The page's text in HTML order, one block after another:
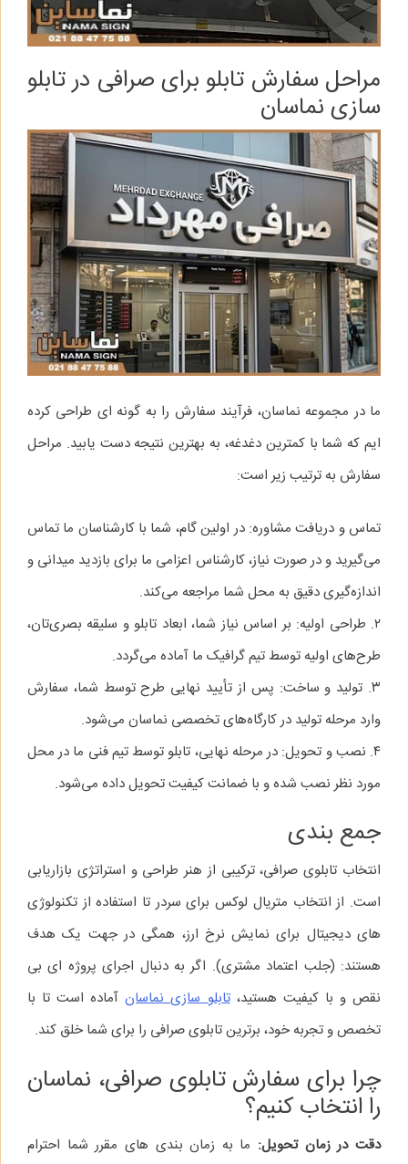
مراحل سفارش تابلو برای صرافی در تابلو
سازی نماسان
ما در مجموعه نماسان، فرآیند سفارش را به گونه‌ ای طراحی کرده‌
ایم که شما با کمترین دغدغه، به بهترین نتیجه دست یابید. مراحل
سفارش به ترتیب زیر است:
تماس و دریافت مشاوره: در اولین گام، شما با کارشناسان ما تماس
می‌گیرید و در صورت نیاز، کارشناس اعزامی ما برای بازدید میدانی و
اندازه‌گیری دقیق به محل شما مراجعه می‌کند.
۲. طراحی اولیه: بر اساس نیاز شما، ابعاد تابلو و سلیقه بصری‌تان،
طرح‌های اولیه توسط تیم گرافیک ما آماده می‌گردد.
۳. تولید و ساخت: پس از تأیید نهایی طرح توسط شما، سفارش
وارد مرحله تولید در کارگاه‌های تخصصی نماسان می‌شود.
۴. نصب و تحویل: در مرحله نهایی، تابلو توسط تیم فنی ما در محل
مورد نظر نصب شده و با ضمانت کیفیت تحویل داده می‌شود.
جمع‌ بندی
انتخاب تابلوی صرافی، ترکیبی از هنر طراحی و استراتژی بازاریابی
است. از انتخاب متریال لوکس برای سردر تا استفاده از تکنولوژی‌
های دیجیتال برای نمایش نرخ ارز، همگی در جهت یک هدف
هستند: (جلب اعتماد مشتری). اگر به دنبال اجرای پروژه‌ ای بی‌
نقص و با کیفیت هستید،تابلو سازی نماسانآماده است تا با
تخصص و تجربه خود، برترین تابلوی صرافی را برای شما خلق کند.
چرا برای سفارش تابلوی صرافی، نماسان
را انتخاب کنیم؟
دقت در زمان تحویل: ما به زمان‌ بندی‌ های مقرر شما احترام